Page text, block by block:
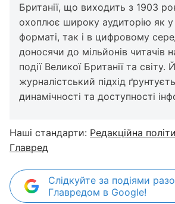
Британії, що виходить з 1903
охоплює широку аудиторію як
форматі, так і в цифровому
доносячи до мільйонів читачів
події Великої Британії та світу.
журналістський підхід
динамічності та доступності
Наші стандарти: Редакційна
Главред
Слідкуйте за подіями
Главредом в Google!